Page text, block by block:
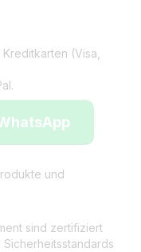
(Visa,
und
sind zertifiziert